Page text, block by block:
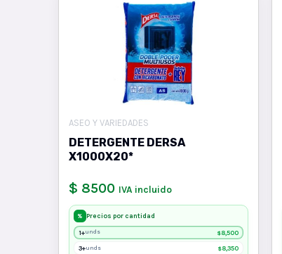
ASEO Y VARIEDADES
DETERGENTE DERSA
X1000X20*
$ 8500 IVA incluido
% Precios por cantidad
1+unds $8,500
3+unds $8,350